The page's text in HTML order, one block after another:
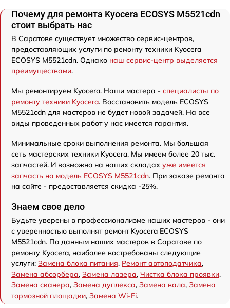
Почему для ремонта Kyocera ECOSYS M5521cdn
стоит выбрать нас
В Саратове существует множество сервис-центров,
предоставляющих услуги по ремонту техники Kyocera
ECOSYS M5521cdn. Однако наш сервис-центр выделяется
преимуществами.
Мы ремонтируем Kyocera. Наши мастера - специалисты по
ремонту техники Kyocera. Восстановить модель ECOSYS
M5521cdn для мастеров не будет новой задачей. На все
виды проведенных работ у нас имеется гарантия.
Минимальные сроки выполнения ремонта. Мы большая
сеть мастерских техники Kyocera. Мы имеем более 20 тыс.
запчастей. И возможно на наших складах уже имеется
запчасть на модель ECOSYS M5521cdn. При заказе ремонта
на сайте - предоставляется скидка -25%.
Знаем свое дело
Будьте уверены в профессионализме наших мастеров - они
с уверенностью выполнят ремонт Kyocera ECOSYS
M5521cdn. По данным наших мастеров в Саратове по
ремонту Kyocera, наиболее востребованы следующие
услуги: Замена блока питания, Ремонт автоподатчика,
Замена абсорбера, Замена лазера, Чистка блока проявки,
Замена сканера, Замена дуплекса, Замена вала, Замена
тормозной площадки, Замена Wi-Fi.